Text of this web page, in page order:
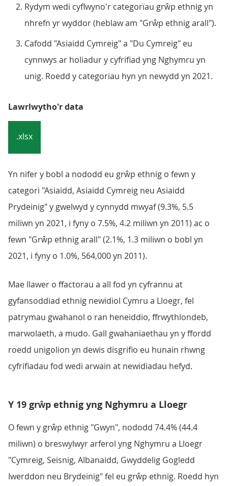
Rydym wedi cyflwyno'r categorïau grŵp ethnig yn
nhrefn yr wyddor (heblaw am "Grŵp ethnig arall").
Cafodd "Asiaidd Cymreig" a "Du Cymreig" eu
cynnwys ar holiadur y cyfrifiad yng Nghymru yn
unig. Roedd y categorïau hyn yn newydd yn 2021.
Lawrlwytho'r data
.xlsx
Yn nifer y bobl a nododd eu grŵp ethnig o fewn y
categori "Asiaidd, Asiaidd Cymreig neu Asiaidd
Prydeinig" y gwelwyd y cynnydd mwyaf (9.3%, 5.5
miliwn yn 2021, i fyny o 7.5%, 4.2 miliwn yn 2011) ac o
fewn "Grŵp ethnig arall" (2.1%, 1.3 miliwn o bobl yn
2021, i fyny o 1.0%, 564,000 yn 2011).
Mae llawer o ffactorau a all fod yn cyfrannu at
gyfansoddiad ethnig newidiol Cymru a Lloegr, fel
patrymau gwahanol o ran heneiddio, ffrwythlondeb,
marwolaeth, a mudo. Gall gwahaniaethau yn y ffordd
roedd unigolion yn dewis disgrifio eu hunain rhwng
cyfrifiadau fod wedi arwain at newidiadau hefyd.
Y 19 grŵp ethnig yng Nghymru a Lloegr
O fewn y grŵp ethnig "Gwyn", nododd 74.4% (44.4
miliwn) o breswylwyr arferol yng Nghymru a Lloegr
"Cymreig, Seisnig, Albanaidd, Gwyddelig Gogledd
Iwerddon neu Brydeinig" fel eu grŵp ethnig. Roedd hyn